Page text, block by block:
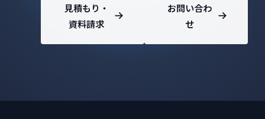
見積もり・
資料請求
お問い合わ
せ